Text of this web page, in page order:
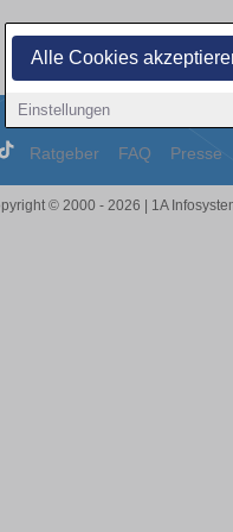
Alle Cookies
Einstellungen
Ratgeber FAQ Presse
© 2000 - 2026 | 1A